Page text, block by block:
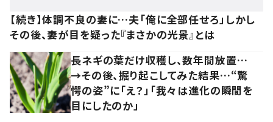
【続き】体調不良の妻に…夫「俺に全部任せろ」しかし
その後、妻が目を疑った『まさかの光景』とは
長ネギの葉だけ収穫し、数年間放置…
→その後、掘り起こしてみた結果…“驚
愕の姿”に「え？」「我々は進化の瞬間を
目にしたのか」